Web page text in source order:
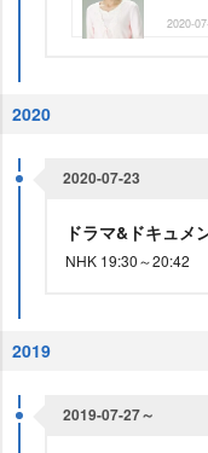
2020-
2020
2020-07-23
ドラマ&ドキュメ
NHK 19:30～20:42
2019
2019-07-27～